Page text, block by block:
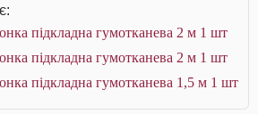
підкладна гумотканева 2 м 1 шт
підкладна гумотканева 2 м 1 шт
підкладна гумотканева 1,5 м 1 шт